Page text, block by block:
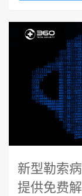
新型勒索
提供免费